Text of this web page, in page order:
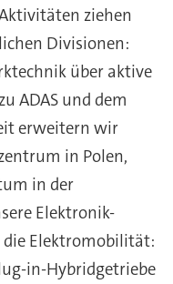
ziehen
Divisionen:
über aktive
ADAS und dem
erweitern wir
in Polen,
in der
Elektronik-
Elektromobilität:
in-Hybridgetriebe